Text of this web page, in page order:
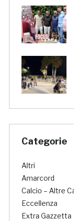
Categorie
Altri
Amarcord
Calcio – Altre
Eccellenza
Extra Gazzetta